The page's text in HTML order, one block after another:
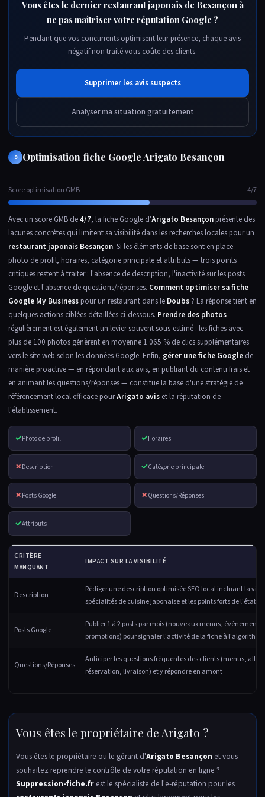
Vous êtes le dernier restaurant japonais de Besançon à
ne pas maîtriser votre réputation Google ?
Pendant que vos concurrents optimisent leur présence, chaque avis
négatif non traité vous coûte des clients.
Supprimer les avis suspects
Analyser ma situation gratuitement
9 Optimisation fiche Google Arigato Besançon
Score optimisation GMB 4/7
Avec un score GMB de4/7, la fiche Google d'Arigato Besançon présente des
lacunes concrètes qui limitent sa visibilité dans les recherches locales pour un
restaurant japonais Besançon. Si les éléments de base sont en place —
photo de profil, horaires, catégorie principale et attributs — trois points
critiques restent à traiter : l'absence de description, l'inactivité sur les posts
Google et l'absence de questions/réponses. Comment optimiser sa fiche
Google My Business pour un restaurant dans le Doubs? La réponse tient en
quelques actions ciblées détaillées ci-dessous. Prendre des photos
régulièrement est également un levier souvent sous-estimé : les fiches avec
plus de 100 photos génèrent en moyenne 1 065 % de clics supplémentaires
vers le site web selon les données Google. Enfin, gérer une fiche Google de
manière proactive — en répondant aux avis, en publiant du contenu frais et
en animant les questions/réponses — constitue la base d'une stratégie de
référencement local efficace pourArigato avis et la réputation de
l'établissement.
✓Photo de profil ✓Horaires
✗ Description ✓Catégorie principale
✗ Posts Google ✗ Questions/Réponses
✓Attributs
CRITÈRE
MANQUANT
IMPACT SUR LA VISIBILITÉ
Description
Rédiger une description optimisée SEO local incluant la
spécialités de cuisine japonaise et les points forts de
Posts Google
Publier 1 à 2 posts par mois (nouveaux menus, événements,
promotions) pour signaler l'activité de la fiche à
Questions/Réponses
Anticiper les questions fréquentes des clients (menus,
réservation, livraison) et y répondre en amont
Vous êtes le propriétaire de Arigato ?
Vous êtes le propriétaire ou le gérant d'Arigato Besançon et vous
souhaitez reprendre le contrôle de votre réputation en ligne ?
Suppression-fiche.fr est le spécialiste de l'e-réputation pour les